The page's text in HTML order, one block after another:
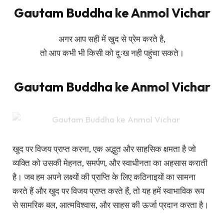
Gautam Buddha ke Anmol Vichar
अगर आप सही में खुद से प्रेम करते है,
तो आप कभी भी किसी को दुःख नही पहुंचा सकते।
Gautam Buddha ke Anmol Vichar
खुद पर विजय प्राप्त करना, एक अद्भुत और साहसिक क्षमता है जो
व्यक्ति को उसकी मेहनत, समर्पण, और स्वाधीनता का अहसास कराती
है। जब हम अपने लक्ष्यों की प्राप्ति के लिए कठिनाइयों का सामना
करते हैं और खुद पर विजय प्राप्त करते हैं, तो यह हमें स्वाभाविक रूप
से सामरिक बल, आत्मविश्वास, और साहस की ऊर्जा प्रदान करता है।